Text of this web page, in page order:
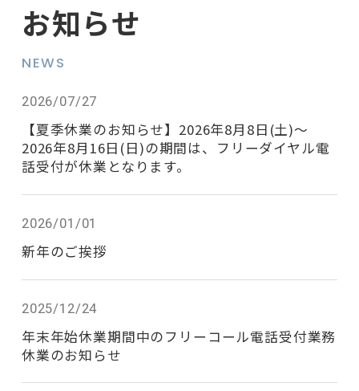
お知らせ
NEWS
2026/07/27
【夏季休業のお知らせ】2026年8月8日(土)～
2026年8月16日(日)の期間は、フリーダイヤル電
話受付が休業となります。
2026/01/01
新年のご挨拶
2025/12/24
年末年始休業期間中のフリーコール電話受付業務
休業のお知らせ